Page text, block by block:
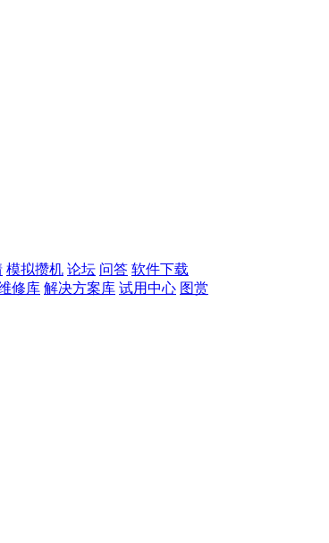
模拟攒机 论坛 问答 软件下载
修库 解决方案库 试用中心 图赏